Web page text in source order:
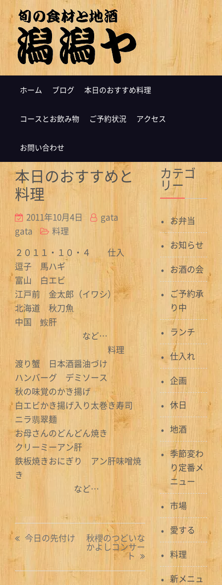
ホーム ブログ 本日のおすすめ料理
コースとお飲み物 ご予約状況 アクセス
お問い合わせ
本日のおすすめと
料理
2011年10月4日
gata
gata
料理
２０１１・１０・４ 仕入
逗子 馬ハギ
富山 白エビ
江戸前 金太郎（イワシ）
北海道 秋刀魚
中国 鮟肝
など…
料理
渡り蟹 日本酒醤油づけ
ハンバーグ デミソース
秋の味覚のかき揚げ
白エビかき揚げ入り太巻き寿司
ニラ翡翠麺
お母さんのどんどん焼き
クリーミーアン肝
鉄板焼きおにぎり アン肝味噌焼
き
など…
投
ナ
今日の先付け 秋櫻のつどいな
かよしコンサー
ト
カテゴ
リー
お弁当
お知らせ
お酒の会
ご予約承
り中
ランチ
仕入れ
企画
休日
地酒
季節変わ
り定番メ
ニュー
市場
愛する
料理
新メニュ